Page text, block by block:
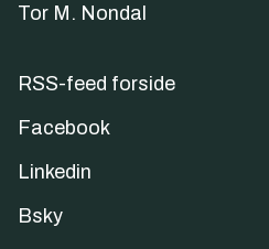
Tor M. Nondal
RSS-feed forside
Facebook
Linkedin
Bsky